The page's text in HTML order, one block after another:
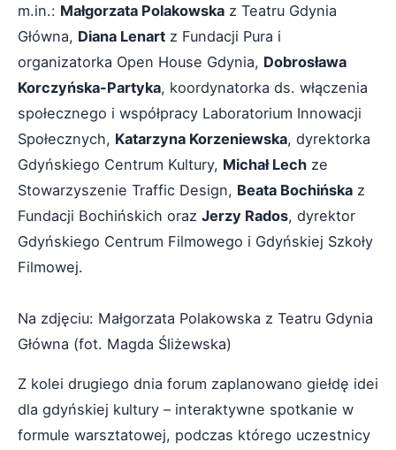
m.in.: Małgorzata Polakowska z Teatru Gdynia
Główna, Diana Lenart z Fundacji Pura i
organizatorka Open House Gdynia, Dobrosława
Korczyńska-Partyka, koordynatorka ds. włączenia
społecznego i współpracy Laboratorium Innowacji
Społecznych, Katarzyna Korzeniewska, dyrektorka
Gdyńskiego Centrum Kultury, Michał Lech ze
Stowarzyszenie Traffic Design, Beata Bochińska z
Fundacji Bochińskich oraz Jerzy Rados, dyrektor
Gdyńskiego Centrum Filmowego i Gdyńskiej Szkoły
Filmowej.
Na zdjęciu: Małgorzata Polakowska z Teatru Gdynia
Główna (fot. Magda Śliżewska)
Z kolei drugiego dnia forum zaplanowano giełdę idei
dla gdyńskiej kultury – interaktywne spotkanie w
formule warsztatowej, podczas którego uczestnicy